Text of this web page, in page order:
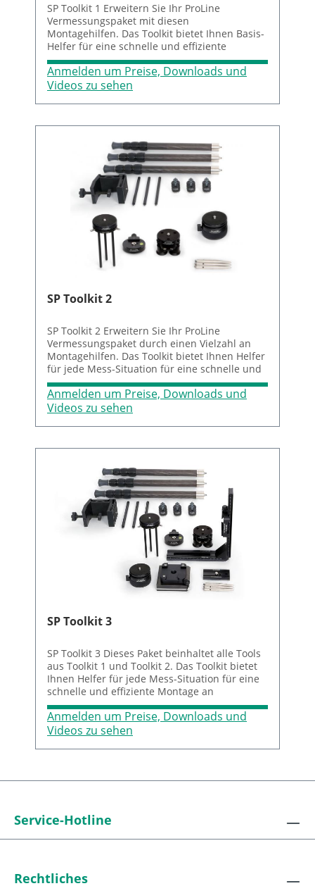
SP Toolkit 1 Erweitern Sie Ihr ProLine
Vermessungspaket mit diesen
Montagehilfen. Das Toolkit bietet Ihnen Basis-
Helfer für eine schnelle und effiziente
Montage an verschiedenen Maschinen. Der
Koffer beinhaltet: Menge Art-Nr. Artikel 1 BG
832253 Schnellkupplung eckig, zweiseitig für
832254 Toolkit Winkeladapter groß 1 BT
989119 Winkelschraubendreher 6-kant 3mm
Pulverbeschichtet Farbcodierung 1 BT 989083
Winkelschraubendreher 6-kant 4mm
Pulverbeschichtet Farbcodierung
Anmelden um Preise, Downloads und
Videos zu sehen
SP Toolkit 2
SP Toolkit 2 Erweitern Sie Ihr ProLine
Vermessungspaket durch einen Vielzahl an
Montagehilfen. Das Toolkit bietet Ihnen Helfer
für jede Mess-Situation für eine schnelle und
effiziente Montage an verschiedenen
Maschinen. Der Koffer beinhaltet: 1 BG
832255/1 T430 Universalklemme 3 BG 832256
Stativkopfneiger T430 1 BG 832261 Mini-
Stativverlängerung 1 BG 832262/1 Carbon-
Stativbeine füt T430, Länge: 42,5 bis 129 cm 3
BG 832263 Mini-Stativbeine, Länge: 200 mm
Anmelden um Preise, Downloads und
Videos zu sehen
SP Toolkit 3
SP Toolkit 3 Dieses Paket beinhaltet alle Tools
aus Toolkit 1 und Toolkit 2. Das Toolkit bietet
Ihnen Helfer für jede Mess-Situation für eine
schnelle und effiziente Montage an
verschiedenen Maschinen. Der Koffer
beinhaltet: Menge Art-Nr. Artikel 1 BG 832253
Schnellkupplung eckig, zweiseitig für Winkel
alle Toolkit Elemente 1 BG 832254 Toolkit
Pulverbeschichtet Farbcodierung 1 BT 989083
Pulverbeschichtet Farbcodierung 1 BG
Stativfuß klein 1 BG 832258 Stativkopf für T430
Anmelden um Preise, Downloads und
Videos zu sehen
Service-Hotline
Rechtliches